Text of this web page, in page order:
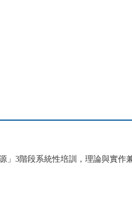
3階段系統性培訓，理論與實作